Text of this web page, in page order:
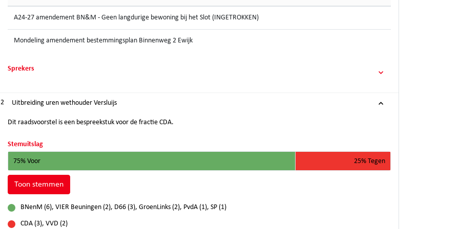
A24-27 amendement BN&M - Geen langdurige bewoning bij het Slot (INGETROKKEN)
Mondeling amendement bestemmingsplan Binnenweg 2 Ewijk
Sprekers
Uitbreiding uren wethouder Versluijs
Dit raadsvoorstel is een bespreekstuk voor de fractie CDA.
Stemuitslag
75% Voor 25% Tegen
Toon stemmen
BNenM (6), VIER Beuningen (2), D66 (3), GroenLinks (2), PvdA (1), SP (1)
CDA (3), VVD (2)